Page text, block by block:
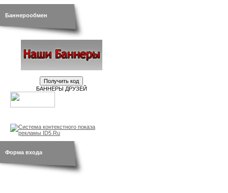
Баннерообмен
БАННЕРЫ ДРУЗЕЙ
Форма входа